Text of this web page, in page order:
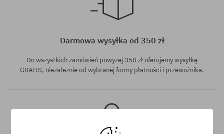
Darmowa wysyłka od 350 zł
Do wszystkich zamówień powyżej 350 zł oferujemy wysyłkę
GRATIS, niezależnie od wybranej formy płatności i przewoźnika.